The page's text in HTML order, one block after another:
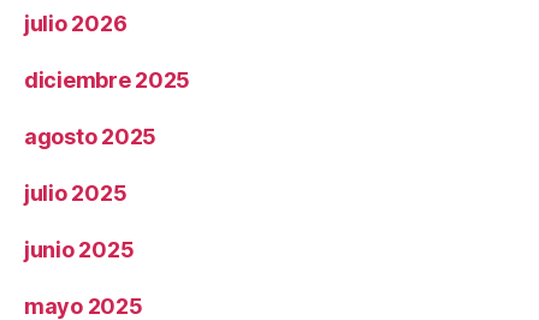
julio 2026
diciembre 2025
agosto 2025
julio 2025
junio 2025
mayo 2025